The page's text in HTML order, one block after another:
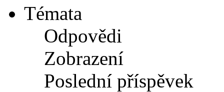
Témata
Odpovědi
Zobrazení
Poslední příspěvek